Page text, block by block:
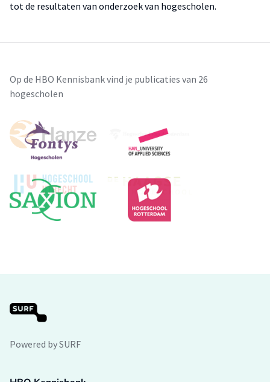
tot de resultaten van onderzoek van hogescholen.
Op de HBO Kennisbank vind je publicaties van 26
hogescholen
Powered by SURF